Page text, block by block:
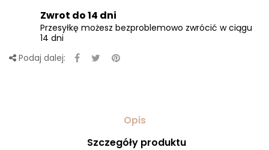
Zwrot do 14 dni
Przesyłkę możesz bezproblemowo zwrócić w ciągu
14 dni
Podaj dalej:
Opis
Szczegóły produktu